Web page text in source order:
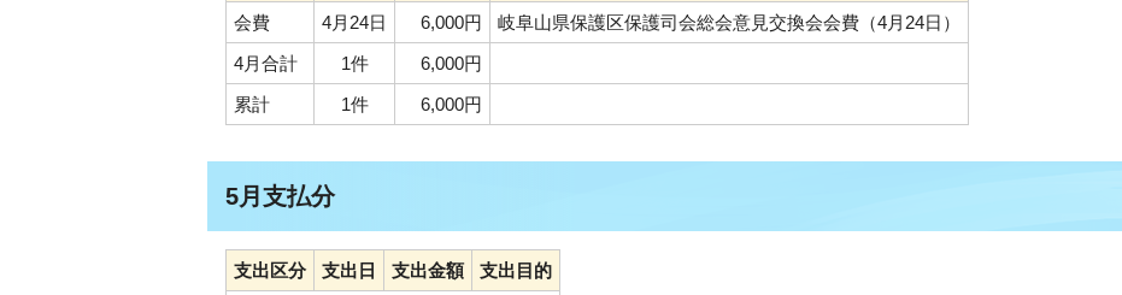
会費
4月24日 6,000円
岐阜山県保護区保護司会総会意見交換会会費（4月24日）
4月合計
1件
6,000円
累計
1件 6,000円
5月支払分
支出区分 支出日 支出金額
支出目的